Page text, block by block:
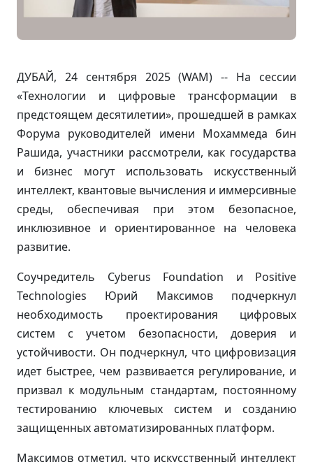
ДУБАЙ, 24 сентября 2025 (WAM) -- На сессии
«Технологии и цифровые трансформации в
предстоящем десятилетии», прошедшей в рамках
Форума руководителей имени Мохаммеда бин
Рашида, участники рассмотрели, как государства
и бизнес могут использовать искусственный
интеллект, квантовые вычисления и иммерсивные
среды, обеспечивая при этом безопасное,
инклюзивное и ориентированное на человека
развитие.
Соучредитель Cyberus Foundation и Positive
Technologies Юрий Максимов подчеркнул
необходимость проектирования цифровых
систем с учетом безопасности, доверия и
устойчивости. Он подчеркнул, что цифровизация
идет быстрее, чем развивается регулирование, и
призвал к модульным стандартам, постоянному
тестированию ключевых систем и созданию
защищенных автоматизированных платформ.
Максимов отметил, что искусственный интеллект